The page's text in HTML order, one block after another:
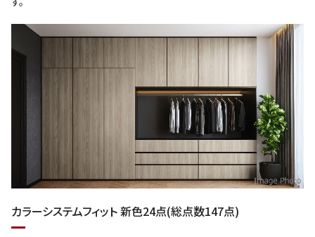
カラーシステムフィット 新色24点(総点数147点)